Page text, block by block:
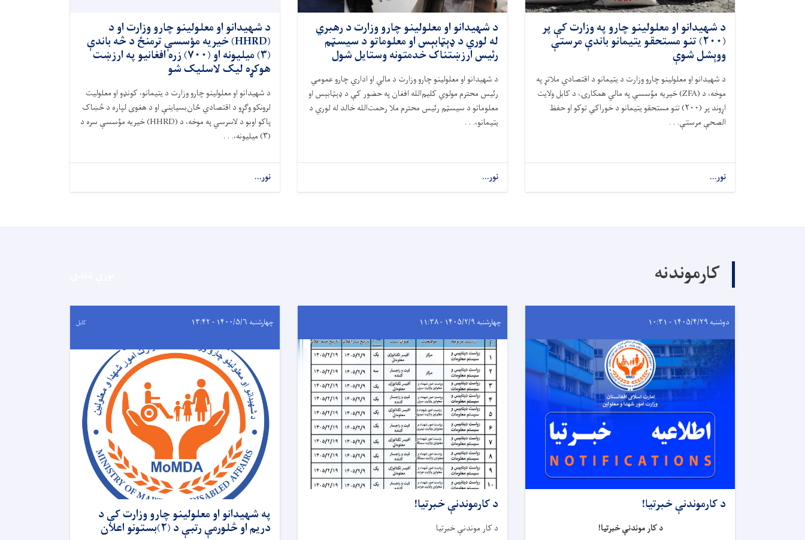
د شهیدانو او معلولینو چارو په وزارت کې پر
(۲۰۰) تنو مستحقو یتیمانو باندې مرستې
ووېشل شوې
د شهیدانو او معلولینو چارو وزارت د یتیمانو د اقتصادي ملاتړ په
موخه، د (ZFA) خیریه مؤسسې په مالي همکارۍ، د کابل ولایت
اړوند پر (۲۰۰) تنو مستحقو یتیمانو د خوراکي توکو او حفظ
‌الصحې مرستې. . .
نور...
د شهیدانو او معلولینو چارو وزارت د رهبري
له لوري د ډېټابېس او معلوماتو د سیسټم
رئیس ارزښتناک خدمتونه وستایل شول
د شهیدانو او معلولینو چارو وزارت د مالي او اداري چارو عمومي
رئیس محترم مولوي کلیم‌الله افغان په حضور کې د ډېټابېس او
معلوماتو د سیسټم رئیس محترم ملا رحمت‌الله خالد له لوري د
یتیمانو،. . .
نور...
د شهیدانو او معلولینو چارو وزارت او د
(HHRD) خیریه مؤسسې ترمنځ د څه باندې
(۳) میلیونه او (۷۰۰) زره افغانیو په ارزښت
هوکړه لیک لاسلیک شو
د شهیدانو او معلولینو چارو وزارت د یتیمانو، کونډو او معلولیت
لرونکو وګړو د اقتصادي ځان‌بسیاینې او د هغوی لپاره د څښاک
پاکو اوبو د لاسرسي په موخه، د (HHRD) خیریه مؤسسې سره د
(۳) میلیونه،. . .
نور...
کارموندنه
دوشنبه ۱۴۰۵/۴/۲۹ - ۱۰:۳۱
د کارموندنې خبرتیا!
د کار موندنې خبرتیا!
چهارشنبه ۱۴۰۵/۲/۹ - ۱۱:۳۸
د کارموندنې خبرتیا!
د کار موندنې خبرتیا
چهارشنبه ۱۴۰۰/۵/۶ - ۱۳:۴۲ کابل
په شهیدانو او معلولینو چارو وزارت کې د
دریم او څلورمې رتبې د (۲)بستونو اعلان